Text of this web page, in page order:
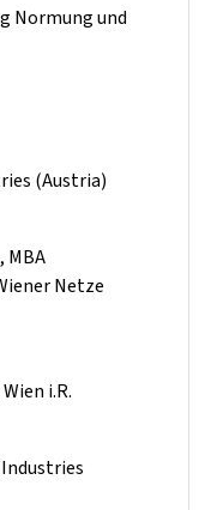
Normung und
(Austria)
MBA
Netze
i.R.